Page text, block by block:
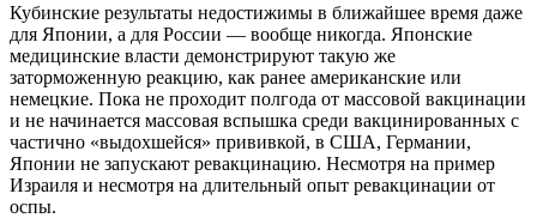
Кубинские результаты недостижимы в ближайшее время даже
для Японии, а для России — вообще никогда. Японские
медицинские власти демонстрируют такую же
заторможенную реакцию, как ранее американские или
немецкие. Пока не проходит полгода от массовой вакцинации
и не начинается массовая вспышка среди вакцинированных с
частично «выдохшейся» прививкой, в США, Германии,
Японии не запускают ревакцинацию. Несмотря на пример
Израиля и несмотря на длительный опыт ревакцинации от
оспы.